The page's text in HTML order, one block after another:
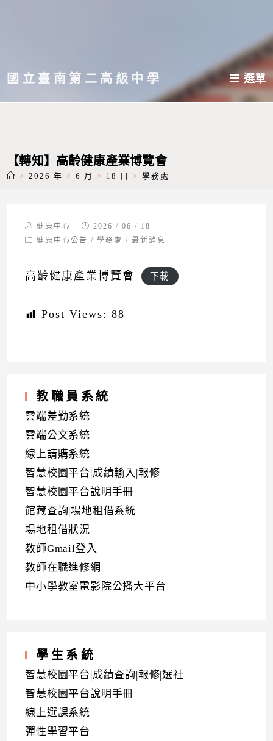
主國立臺南第二高級中學 選單
【轉知】高齡健康產業博覽會
> 2026 年 > 6 月 > 18 日 > 學務處
Post
author:
健康中心
Post
published:
2026 / 06 / 18
Post健康中心公告 / 學務處 / 最新消息
高齡健康產業博覽會 下載
Post Views: 88
教職員系統
雲端差勤系統
雲端公文系統
線上請購系統
智慧校園平台|成績輸入|報修
智慧校園平台說明手冊
館藏查詢|場地租借系統
場地租借狀況
教師Gmail登入
教師在職進修網
中小學教室電影院公播大平台
學生系統
智慧校園平台|成績查詢|報修|選社
智慧校園平台說明手冊
線上選課系統
彈性學習平台